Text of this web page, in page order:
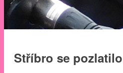
Stříbro se pozlatilo